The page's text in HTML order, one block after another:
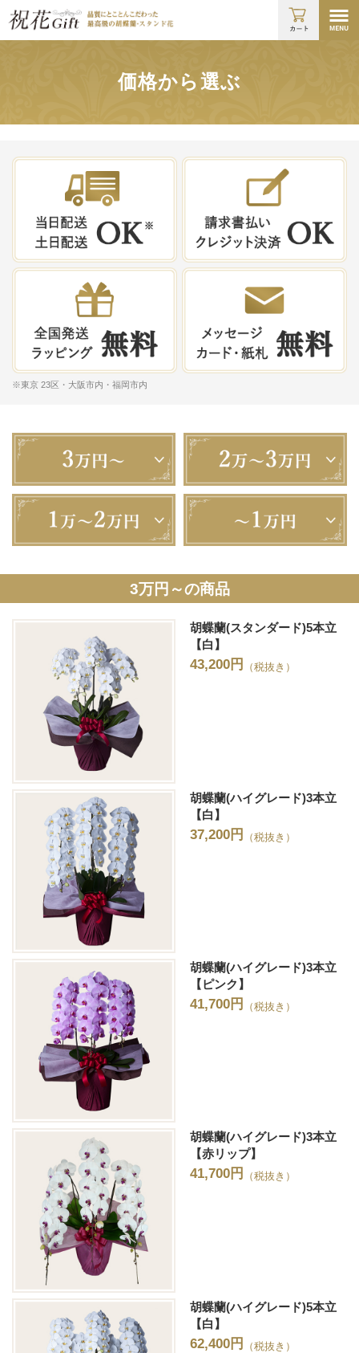
価格から選ぶ
※東京 23区・大阪市内・福岡市内
3万円～の商品
胡蝶蘭(スタンダード)5本立
【白】
43,200円 （税抜き）
胡蝶蘭(ハイグレード)3本立
【白】
37,200円 （税抜き）
胡蝶蘭(ハイグレード)3本立
【ピンク】
41,700円 （税抜き）
胡蝶蘭(ハイグレード)3本立
【赤リップ】
41,700円 （税抜き）
胡蝶蘭(ハイグレード)5本立
【白】
62,400円 （税抜き）